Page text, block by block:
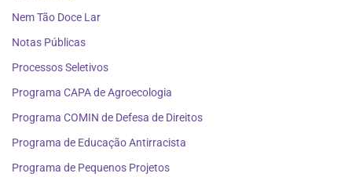
Nem Tão Doce Lar
Notas Públicas
Processos Seletivos
Programa CAPA de Agroecologia
Programa COMIN de Defesa de Direitos
Programa de Educação Antirracista
Programa de Pequenos Projetos